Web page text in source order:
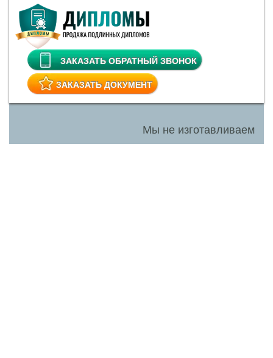
ЗАКАЗАТЬ ОБРАТНЫЙ ЗВОНОК
ЗАКАЗАТЬ ДОКУМЕНТ
Мы не изготавливаем